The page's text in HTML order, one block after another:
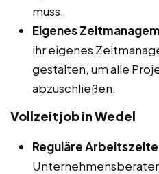
muss.
Eigenes
ihr eigenes
gestalten, um alle
abzuschließen.
Vollzeitjob in Wedel
Reguläre